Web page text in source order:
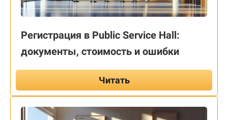
Регистрация в Public Service Hall:
документы, стоимость и ошибки
Читать